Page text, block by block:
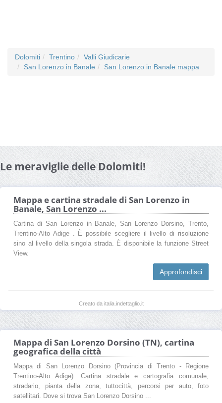
Dolomiti Trentino
Valli Giudicarie
San Lorenzo in Banale
San Lorenzo in Banale mappa
Le meraviglie delle Dolomiti!
Mappa e cartina stradale di San Lorenzo in
Banale, San Lorenzo ...
Cartina di San Lorenzo in Banale, San Lorenzo Dorsino, Trento,
Trentino-Alto Adige . È possibile scegliere il livello di risoluzione
sino al livello della singola strada. È disponibile la funzione Street
View.
Approfondisci
Creato da italia.indettaglio.it
Mappa di San Lorenzo Dorsino (TN), cartina
geografica della città
Mappa di San Lorenzo Dorsino (Provincia di Trento - Regione
Trentino-Alto Adige). Cartina stradale e cartografia comunale,
stradario, pianta della zona, tuttocittà, percorsi per auto, foto
satellitari. Dove si trova San Lorenzo Dorsino ...